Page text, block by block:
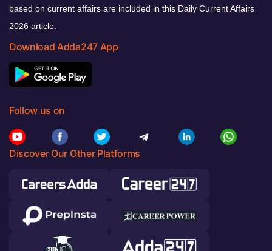
based on current affairs are included in this Daily Current Affairs
2026 article.
Download Adda247 App
Follow us on
Discover Our Other Platforms